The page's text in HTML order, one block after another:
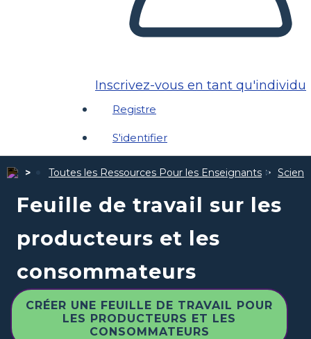
Inscrivez-vous en tant qu'individu
Registre
S'identifier
Toutes les Ressources Pour les Enseignants
Feuille de travail sur les
producteurs et les
consommateurs
CRÉER UNE FEUILLE DE TRAVAIL POUR
LES PRODUCTEURS ET LES
CONSOMMATEURS